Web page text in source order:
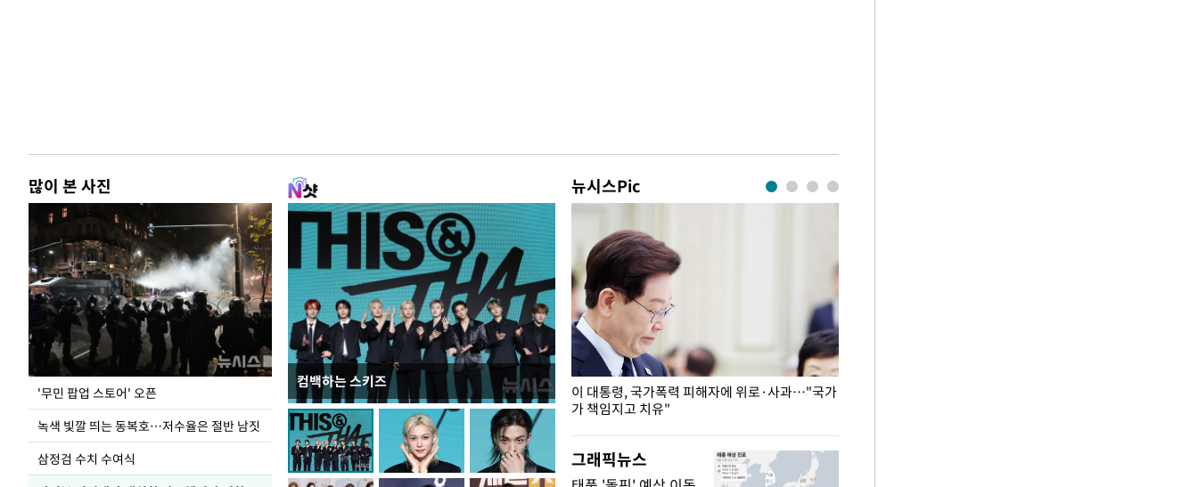
많이 본 사진
'무민 팝업 스토어' 오픈
녹색 빛깔 띄는 동복호…저수율은 절반 남짓
삼정검 수치 수여식
컴백하는 스키즈
뉴시스Pic
지석천 뒤덮은 개구리밥
이 대통령, 국가폭력 피해자에 위로·사과…"국가
가 책임지고 치유"
그래픽뉴스